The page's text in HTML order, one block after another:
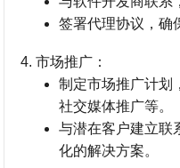
签署代理协议，确
市场推广 ：
制定市场推广计划
社交媒体推广等。
与潜在客户建立联
化的解决方案。